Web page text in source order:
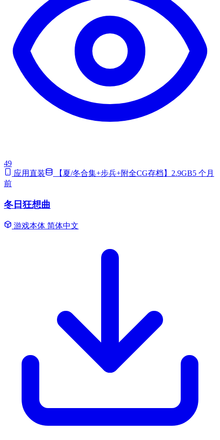
49
应用直装
【夏/冬合集+步兵+附全CG存档】2.9GB5 个月
前
冬日狂想曲
游戏本体 简体中文